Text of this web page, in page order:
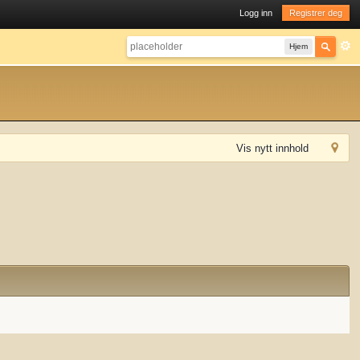
Logg inn Registrer deg
Hjem
Vis nytt innhold